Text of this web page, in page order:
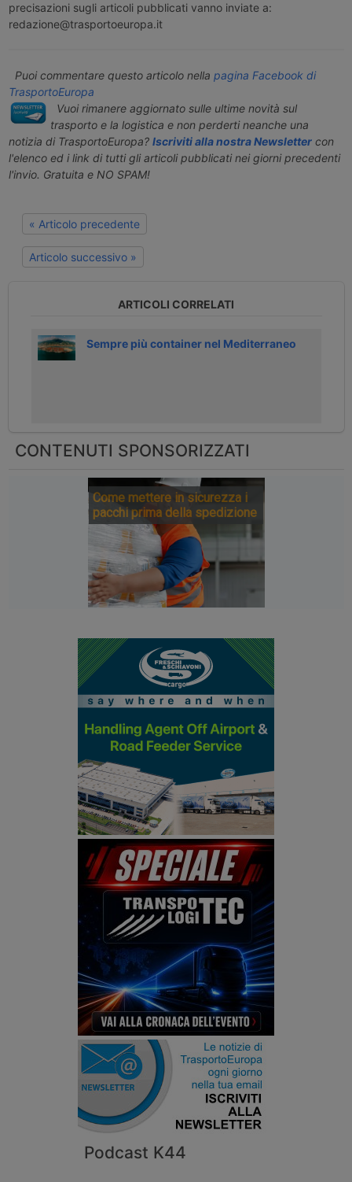
Podcast K44
precisazioni sugli articoli pubblicati vanno inviate a:
redazione@trasportoeuropa.it
Puoi commentare questo articolo nella pagina Facebook di
TrasportoEuropa
Vuoi rimanere aggiornato sulle ultime novità sul
trasporto e la logistica e non perderti neanche una
notizia di TrasportoEuropa? Iscriviti alla nostra Newslettercon
l'elenco ed i link di tutti gli articoli pubblicati nei giorni precedenti
l'invio. Gratuita e NO SPAM!
« Articolo precedente
Articolo successivo »
ARTICOLI CORRELATI
Sempre più container nel Mediterraneo
CONTENUTI SPONSORIZZATI
Come mettere in sicurezza i
pacchi prima della spedizione